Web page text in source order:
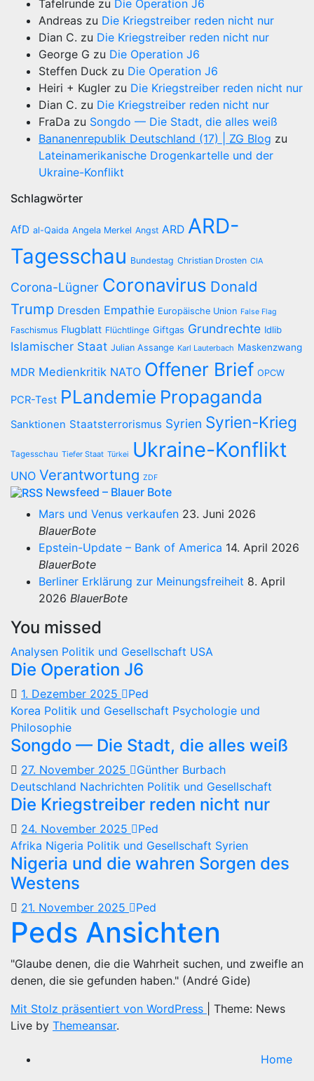
Tafelrunde zu Die Operation J6
Andreas zu Die Kriegstreiber reden nicht nur
Dian C. zu Die Kriegstreiber reden nicht nur
George G zu Die Operation J6
Steffen Duck zu Die Operation J6
Heiri + Kugler zu Die Kriegstreiber reden nicht nur
Dian C. zu Die Kriegstreiber reden nicht nur
FraDa zu Songdo — Die Stadt, die alles weiß
Bananenrepublik Deutschland (17) | ZG Blog zu
Lateinamerikanische Drogenkartelle und der
Ukraine-Konflikt
Schlagwörter
AfD al-Qaida Angela Merkel Angst ARD ARD-
Tagesschau Bundestag Christian Drosten CIA
Corona-Lügner Coronavirus Donald
Trump Dresden Empathie Europäische Union False Flag
Faschismus Flugblatt Flüchtlinge Giftgas Grundrechte Idlib
Islamischer Staat Julian Assange Karl Lauterbach Maskenzwang
MDR Medienkritik NATO Offener Brief OPCW
PCR-Test PLandemie Propaganda
Sanktionen Staatsterrorismus Syrien Syrien-Krieg
Tagesschau Tiefer Staat Türkei Ukraine-Konflikt
UNO Verantwortung ZDF
Newsfeed – Blauer Bote
Mars und Venus verkaufen 23. Juni 2026
BlauerBote
Epstein-Update – Bank of America 14. April 2026
BlauerBote
Berliner Erklärung zur Meinungsfreiheit 8. April
2026 BlauerBote
You missed
Analysen Politik und Gesellschaft USA
Die Operation J6
1. Dezember 2025
Ped
Korea Politik und Gesellschaft Psychologie und
Philosophie
Songdo — Die Stadt, die alles weiß
27. November 2025
Günther Burbach
Deutschland Nachrichten Politik und Gesellschaft
Die Kriegstreiber reden nicht nur
24. November 2025
Ped
Afrika Nigeria Politik und Gesellschaft Syrien
Nigeria und die wahren Sorgen des
Westens
21. November 2025 Ped
Peds Ansichten
"Glaube denen, die die Wahrheit suchen, und zweifle an
denen, die sie gefunden haben." (André Gide)
Mit Stolz präsentiert von WordPress
Theme: News
Live by Themeansar.
Home